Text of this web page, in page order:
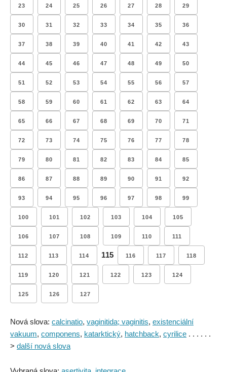
23 24 25 26 27 28 29
30 31 32 33 34 35 36
37 38 39 40 41 42 43
44 45 46 47 48 49 50
51 52 53 54 55 56 57
58 59 60 61 62 63 64
65 66 67 68 69 70 71
72 73 74 75 76 77 78
79 80 81 82 83 84 85
86 87 88 89 90 91 92
93 94 95 96 97 98 99
100 101 102 103 104 105
106 107 108 109 110 111
112 113 114 115 116 117 118
119 120 121 122 123 124
125 126 127
Nová slova: calcinatio, vaginitida; vaginitis, existenciální
vakuum, componens, katarktický, hatchback, cyrilice . . . . . .
> další nová slova